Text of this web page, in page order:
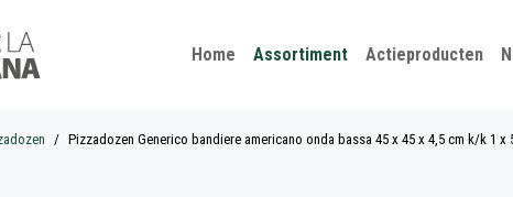
Home Assortiment Actieproducten
Pizzadozen Generico bandiere americano onda bassa 45 x 45 x 4,5 cm k/k 1 x